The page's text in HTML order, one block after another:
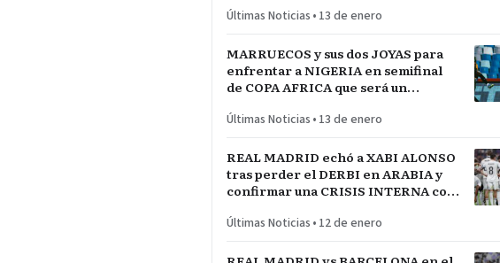
Últimas Noticias • 13 de enero
MARRUECOS y sus dos JOYAS para
enfrentar a NIGERIA en semifinal
de COPA AFRICA que será un
reservado
Últimas Noticias • 13 de enero
REAL MADRID echó a XABI ALONSO
tras perder el DERBI en ARABIA y
confirmar una CRISIS INTERNA con
Últimas Noticias • 12 de enero